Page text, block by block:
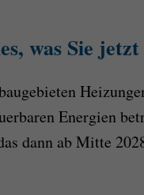
was Sie
Energien
dann ab Mitte